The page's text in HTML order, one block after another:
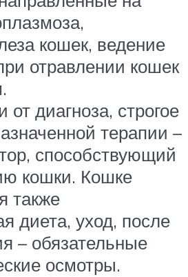
кошек, ведение
отравлении кошек
от диагноза, строгое
терапии –
способствующий
кошки. Кошке
также
диета, уход, после
– обязательные
осмотры.